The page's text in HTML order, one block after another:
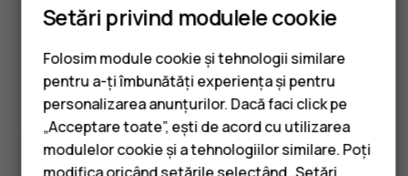
Smartphone-uri
Telefoane clasice
Got questions?
Setări privind modulele cookie
Folosim module cookie și tehnologii similare
pentru a-ți îmbunătăți experiența și pentru
personalizarea anunțurilor. Dacă faci click pe
„Acceptare toate”, ești de acord cu utilizarea
modulelor cookie și a tehnologiilor similare. Poți